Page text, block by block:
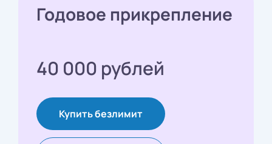
Годовое прикрепление
40 000 рублей
Купить безлимит